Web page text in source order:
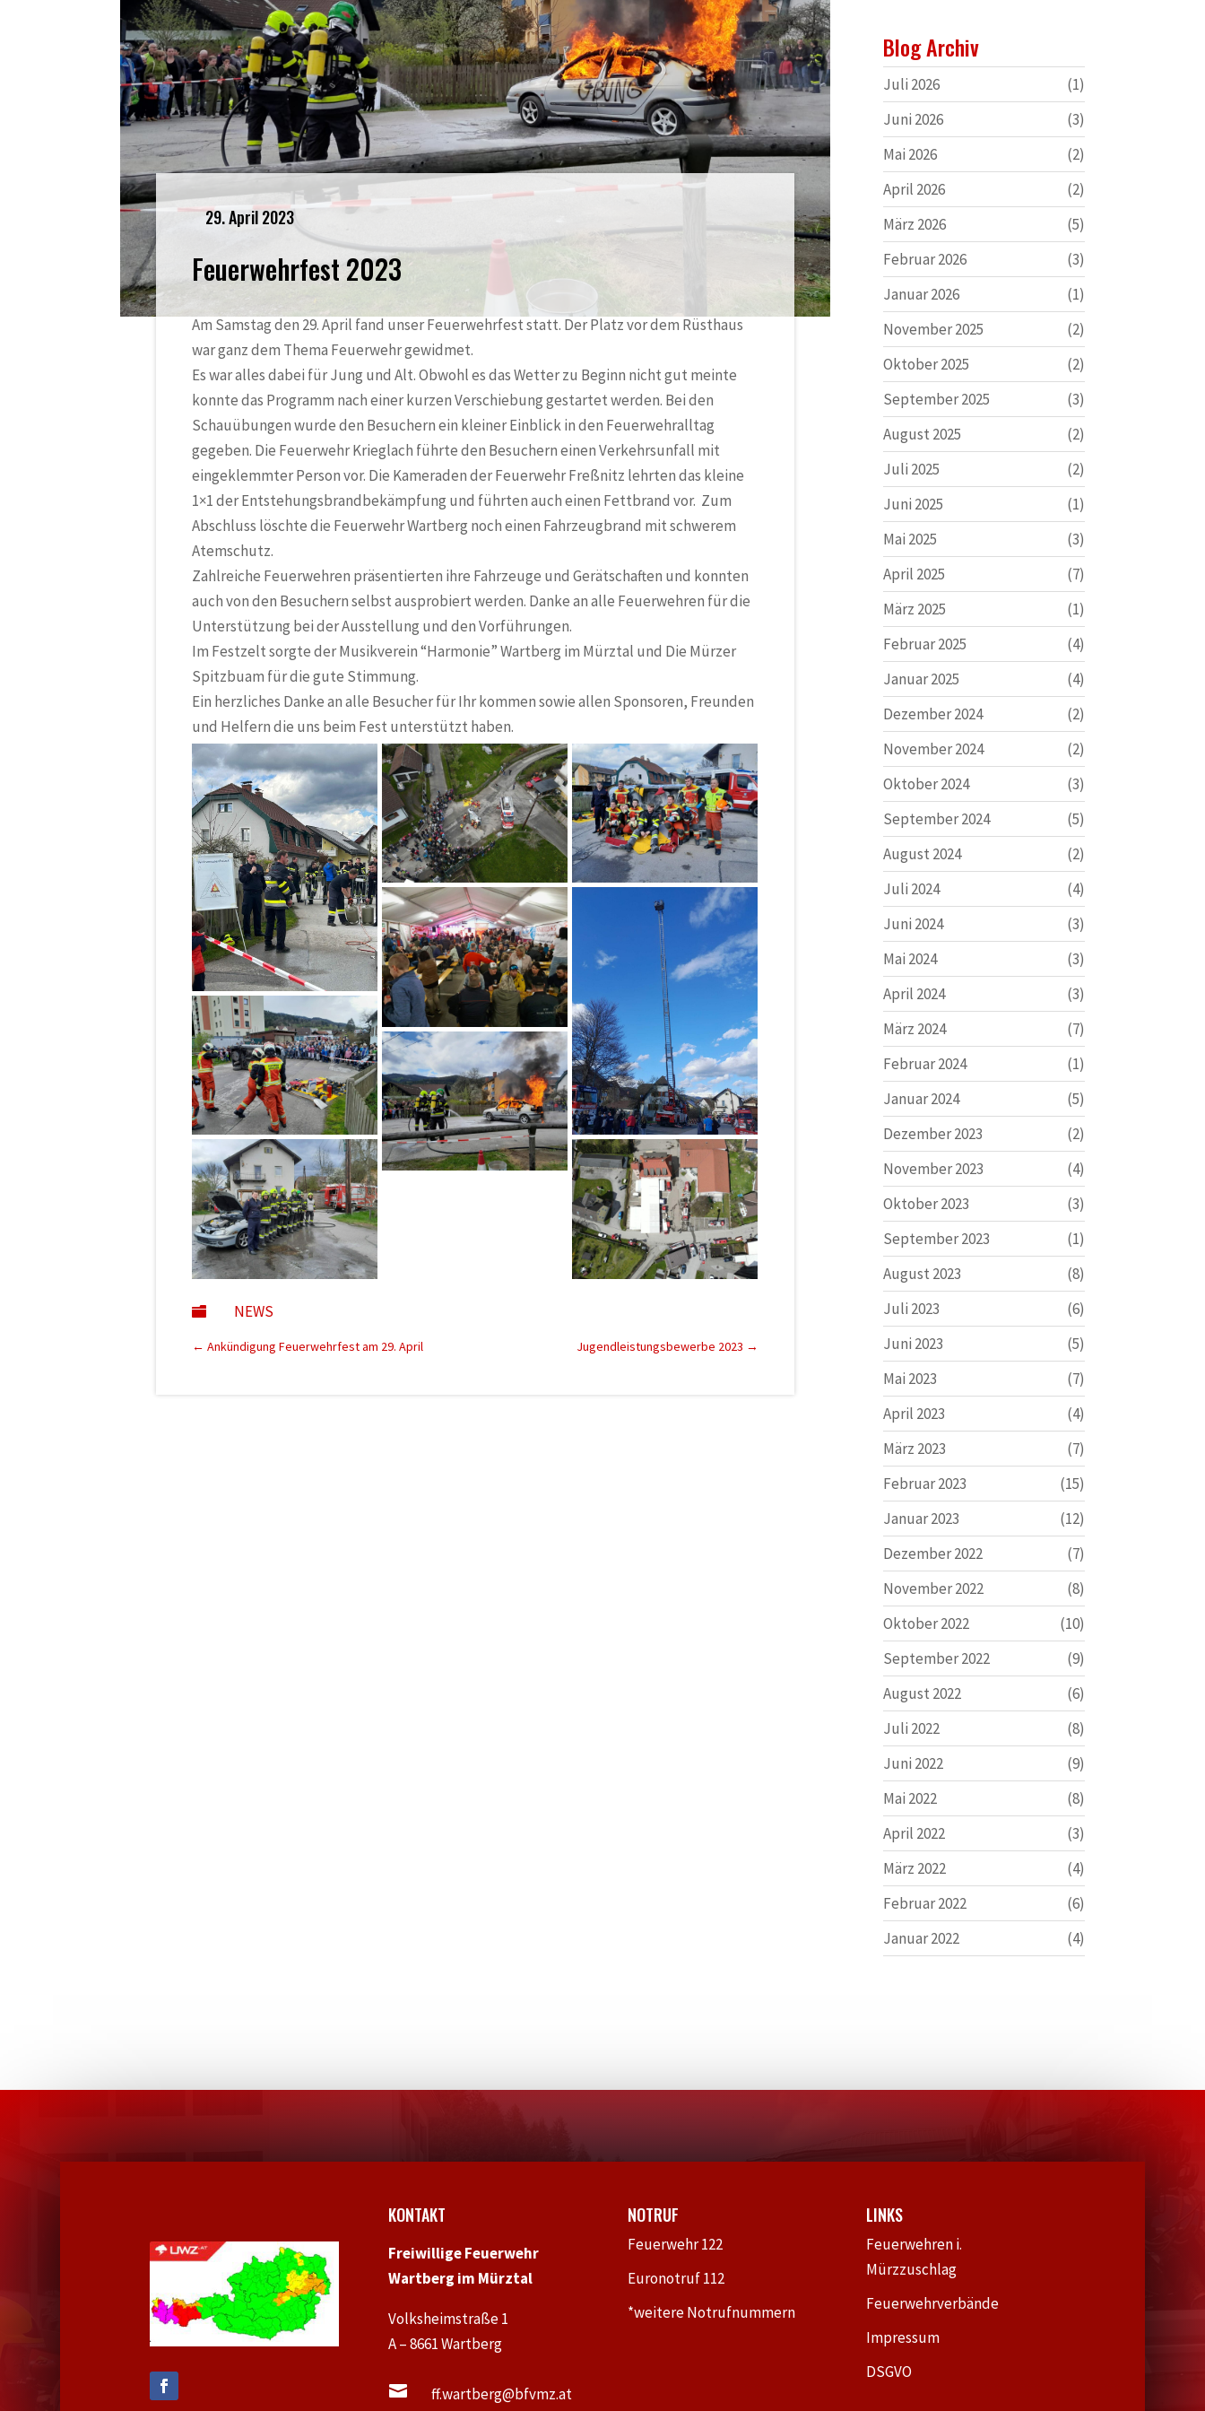
29. April 2023
Feuerwehrfest 2023
Am Samstag den 29. April fand unser Feuerwehrfest statt. Der Platz vor dem Rüsthaus
war ganz dem Thema Feuerwehr gewidmet.
Es war alles dabei für Jung und Alt. Obwohl es das Wetter zu Beginn nicht gut meinte
konnte das Programm nach einer kurzen Verschiebung gestartet werden. Bei den
Schauübungen wurde den Besuchern ein kleiner Einblick in den Feuerwehralltag
gegeben. Die Feuerwehr Krieglach führte den Besuchern einen Verkehrsunfall mit
eingeklemmter Person vor. Die Kameraden der Feuerwehr Freßnitz lehrten das kleine
1×1 der Entstehungsbrandbekämpfung und führten auch einen Fettbrand vor. Zum
Abschluss löschte die Feuerwehr Wartberg noch einen Fahrzeugbrand mit schwerem
Atemschutz.
Zahlreiche Feuerwehren präsentierten ihre Fahrzeuge und Gerätschaften und konnten
auch von den Besuchern selbst ausprobiert werden. Danke an alle Feuerwehren für die
Unterstützung bei der Ausstellung und den Vorführungen.
Im Festzelt sorgte derMusikverein “Harmonie” Wartberg im Mürztal und Die Mürzer
Spitzbuam für die gute Stimmung.
Ein herzliches Danke an alle Besucher für Ihr kommen sowie allen Sponsoren, Freunden
und Helfern die uns beim Fest unterstützt haben.
 NEWS
← Ankündigung Feuerwehrfest am 29. April Jugendleistungsbewerbe 2023 →
Blog Archiv
Juli 2026
(1)
Juni 2026
(3)
Mai 2026
(2)
April 2026
(2)
März 2026
(5)
Februar 2026
(3)
Januar 2026
(1)
November 2025
(2)
Oktober 2025
(2)
September 2025
(3)
August 2025
(2)
Juli 2025
(2)
Juni 2025
(1)
Mai 2025
(3)
April 2025
(7)
März 2025
(1)
Februar 2025
(4)
Januar 2025
(4)
Dezember 2024
(2)
November 2024
(2)
Oktober 2024
(3)
September 2024
(5)
August 2024
(2)
Juli 2024
(4)
Juni 2024
(3)
Mai 2024
(3)
April 2024
(3)
März 2024
(7)
Februar 2024
(1)
Januar 2024
(5)
Dezember 2023
(2)
November 2023
(4)
Oktober 2023
(3)
September 2023
(1)
August 2023
(8)
Juli 2023
(6)
Juni 2023
(5)
Mai 2023
(7)
April 2023
(4)
März 2023
(7)
Februar 2023
(15)
Januar 2023
(12)
Dezember 2022
(7)
November 2022
(8)
Oktober 2022
(10)
September 2022
(9)
August 2022
(6)
Juli 2022
(8)
Juni 2022
(9)
Mai 2022
(8)
April 2022
(3)
März 2022
(4)
Februar 2022
(6)
Januar 2022
(4)
KONTAKT
Freiwillige Feuerwehr
Wartberg im Mürztal
Volksheimstraße 1
A – 8661 Wartberg
 ff.wartberg@bfvmz.at
NOTRUF
Feuerwehr 122
Euronotruf 112
*weitere Notrufnummern
LINKS
Feuerwehren i.
Mürzzuschlag
Feuerwehrverbände
Impressum
DSGVO